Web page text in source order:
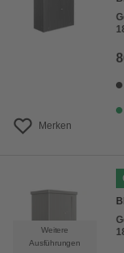
Merken
Weitere
Ausführungen